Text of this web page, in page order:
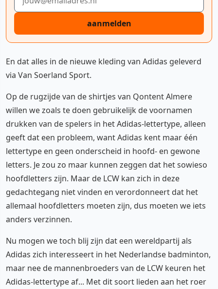
aanmelden
En dat alles in de nieuwe kleding van Adidas geleverd
via Van Soerland Sport.
Op de rugzijde van de shirtjes van Qontent Almere
willen we zoals te doen gebruikelijk de voornamen
drukken van de spelers in het Adidas-lettertype, alleen
geeft dat een probleem, want Adidas kent maar één
lettertype en geen onderscheid in hoofd- en gewone
letters. Je zou zo maar kunnen zeggen dat het sowieso
hoofdletters zijn. Maar de LCW kan zich in deze
gedachtegang niet vinden en verordonneert dat het
allemaal hoofdletters moeten zijn, dus moeten we iets
anders verzinnen.
Nu mogen we toch blij zijn dat een wereldpartij als
Adidas zich interesseert in het Nederlandse badminton,
maar nee de mannenbroeders van de LCW keuren het
Adidas-lettertype af... Met dit soort lieden aan het roer